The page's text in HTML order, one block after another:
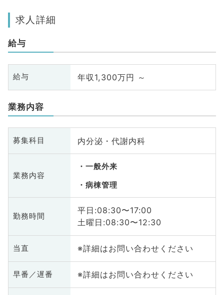
求人詳細
給与
給与 年収1,300万円 ～
業務内容
募集科目 内分泌・代謝内科
業務内容
一般外来
病棟管理
勤務時間
平日:08:30〜17:00
土曜日:08:30〜12:30
当直 ※詳細はお問い合わせください
早番／遅番 ※詳細はお問い合わせください